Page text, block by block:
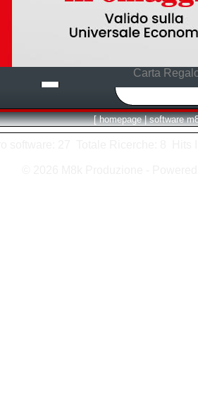
Carta
[ homepage | software